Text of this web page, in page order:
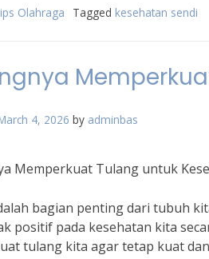
Olahraga Tagged kesehatan sendi
4, 2026 by adminbas
Memperkuat Tulang untuk
bagian penting dari tubuh
positif pada kesehatan kita
tulang kita agar tetap kuat